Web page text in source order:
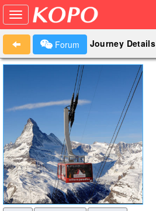
Forum Journey Details